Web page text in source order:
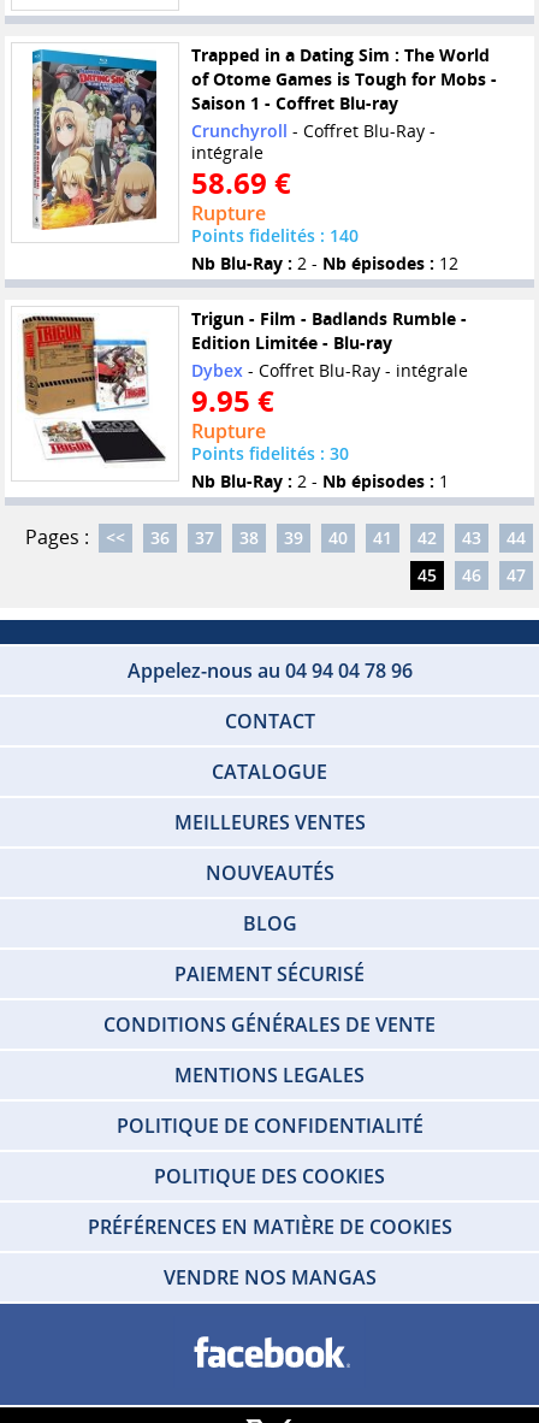
Trapped in a Dating Sim : The World
of Otome Games is Tough for Mobs -
Saison 1 - Coffret Blu-ray
Crunchyroll - Coffret Blu-Ray -
intégrale
58.69 €
Rupture
Points fidelités : 140
Nb Blu-Ray : 2 - Nb épisodes : 12
Trigun - Film - Badlands Rumble -
Edition Limitée - Blu-ray
Dybex - Coffret Blu-Ray - intégrale
9.95 €
Rupture
Points fidelités : 30
Nb Blu-Ray : 2 - Nb épisodes : 1
Pages : << 36 37 38 39 40 41 42 43
44
45
46 47
Appelez-nous au 04 94 04 78 96
CONTACT
CATALOGUE
MEILLEURES VENTES
NOUVEAUTÉS
BLOG
PAIEMENT SÉCURISÉ
CONDITIONS GÉNÉRALES DE VENTE
MENTIONS LEGALES
POLITIQUE DE CONFIDENTIALITÉ
POLITIQUE DES COOKIES
PRÉFÉRENCES EN MATIÈRE DE COOKIES
VENDRE NOS MANGAS